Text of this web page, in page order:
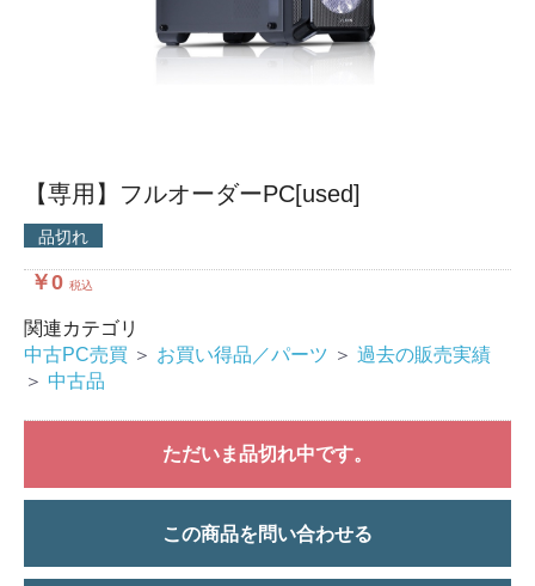
【専用】フルオーダーPC[used]
品切れ
￥0 税込
関連カテゴリ
中古PC売買 ＞ お買い得品／パーツ ＞ 過去の販売実績
＞ 中古品
ただいま品切れ中です。
この商品を問い合わせる